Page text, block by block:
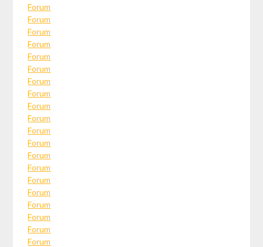
Forum
Forum
Forum
Forum
Forum
Forum
Forum
Forum
Forum
Forum
Forum
Forum
Forum
Forum
Forum
Forum
Forum
Forum
Forum
Forum